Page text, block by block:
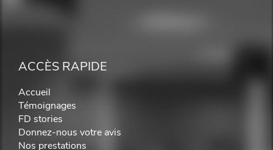
ACCÈS RAPIDE
Accueil
Témoignages
FD stories
Donnez-nous votre avis
Nos prestations